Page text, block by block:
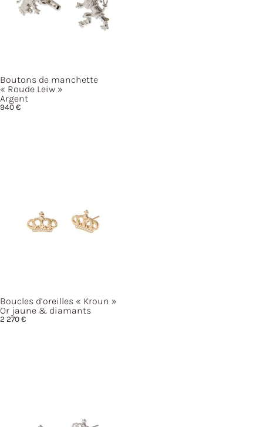
Boutons de manchette
« Roude Leiw »
Argent
940€
Boucles d’oreilles « Kroun »
Or jaune & diamants
2 270€